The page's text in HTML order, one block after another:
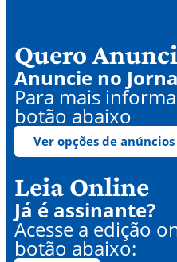
Quero
Anuncie no
Para mais
botão abaixo
Ver opções de anúncios
Leia Online
Já é assinante?
Acesse a edição
botão abaixo: